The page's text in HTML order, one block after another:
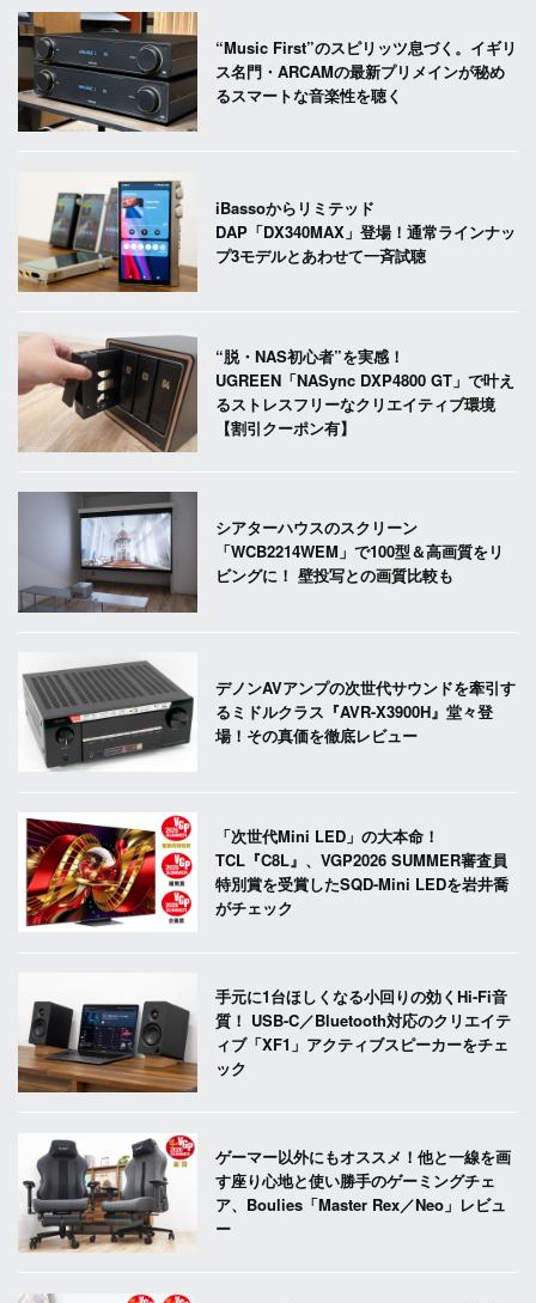
“Music First”のスピリッツ息づく。イギリ
ス名門・ARCAMの最新プリメインが秘め
るスマートな音楽性を聴く
iBassoからリミテッド
DAP「DX340MAX」登場！通常ラインナッ
プ3モデルとあわせて一斉試聴
“脱・NAS初心者”を実感！
UGREEN「NASync DXP4800 GT」で叶え
るストレスフリーなクリエイティブ環境
【割引クーポン有】
シアターハウスのスクリーン
「WCB2214WEM」で100型＆高画質をリ
ビングに！ 壁投写との画質比較も
デノンAVアンプの次世代サウンドを牽引す
るミドルクラス『AVR-X3900H』堂々登
場！その真価を徹底レビュー
「次世代Mini LED」の大本命！
TCL『C8L』、VGP2026 SUMMER審査員
特別賞を受賞したSQD-Mini LEDを岩井喬
がチェック
手元に1台ほしくなる小回りの効くHi-Fi音
質！ USB-C／Bluetooth対応のクリエイテ
ィブ「XF1」アクティブスピーカーをチェ
ック
ゲーマー以外にもオススメ！他と一線を画
す座り心地と使い勝手のゲーミングチェ
ア、Boulies「Master Rex／Neo」レビュ
ー